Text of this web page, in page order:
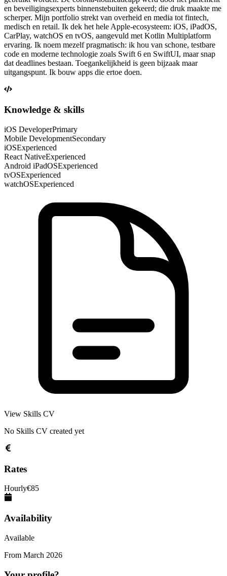
en beveiligingsexperts binnenstebuiten gekeerd; die druk maakte me
scherper. Mijn portfolio strekt van overheid en media tot fintech,
medisch en retail. Ik dek het hele Apple-ecosysteem: iOS, iPadOS,
CarPlay, watchOS en tvOS, aangevuld met Kotlin Multiplatform
ervaring. Ik noem mezelf pragmatisch: ik hou van schone, testbare
code en moderne technologie zoals Swift 6 en SwiftUI, maar snap
dat deadlines bestaan. Toegankelijkheid is geen bijzaak maar
uitgangspunt. Ik bouw apps die ertoe doen.
Knowledge & skills
iOS DeveloperPrimary
Mobile DevelopmentSecondary
iOSExperienced
React NativeExperienced
Android iPadOSExperienced
tvOSExperienced
watchOSExperienced
View Skills CV
No Skills CV created yet
Rates
Hourly€85
Availability
Available
From March 2026